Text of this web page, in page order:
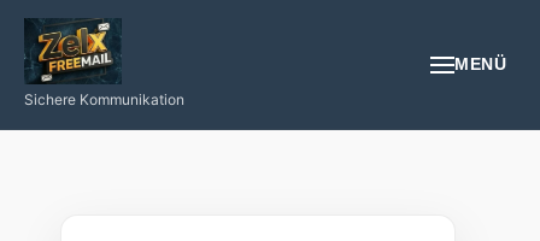
Sichere Kommunikation
MENÜ